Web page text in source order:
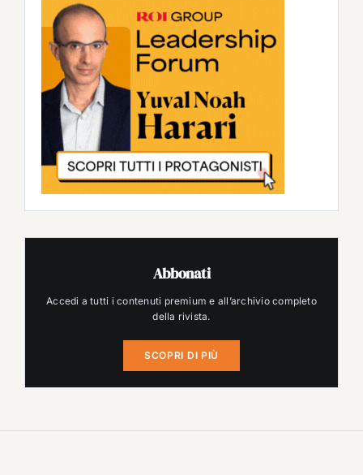
Abbonati
Accedi a tutti i contenuti premium e all’archivio completo
della rivista.
SCOPRI DI PIÙ